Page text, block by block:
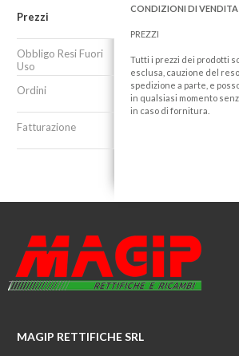
Prezzi
Obbligo Resi Fuori
Uso
Ordini
Fatturazione
CONDIZIONI DI VENDITA
PREZZI
Tutti i prezzi dei prodotti
esclusa, cauzione del
spedizione a parte, e
in qualsiasi momento
in caso di fornitura.
MAGIP RETTIFICHE SRL